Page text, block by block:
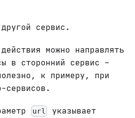
сервис.
можно направлять
в сторонний сервис –
к примеру, при
сервисов.
url
указывает